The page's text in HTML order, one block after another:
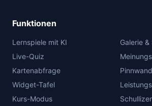
Funktionen
Lernspiele mit KI
Galerie
Live-Quiz
Kartenabfrage
Pinnwand
Widget-Tafel
Kurs-Modus